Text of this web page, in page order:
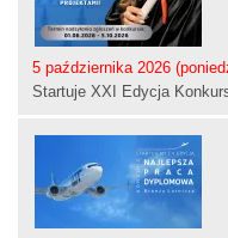
5 października 2026
Startuje XXI Edycja